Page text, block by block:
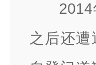
之后还